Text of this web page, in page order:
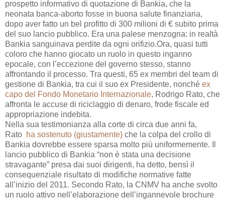
prospetto informativo di quotazione di Bankia, che la
neonata banca-aborto fosse in buona salute finanziaria,
dopo aver fatto un bel profitto di 300 milioni di € subito prima
del suo lancio pubblico. Era una palese menzogna: in realtà
Bankia sanguinava perdite da ogni orifizio.Ora, quasi tutti
coloro che hanno giocato un ruolo in questo inganno
epocale, con l’eccezione del governo stesso, stanno
affrontando il processo. Tra questi, 65 ex membri del team di
gestione di Bankia, tra cui il suo ex Presidente, nonché ex
capo del Fondo Monetario Internazionale, Rodrigo Rato, che
affronta le accuse di riciclaggio di denaro, frode fiscale ed
appropriazione indebita.
Nella sua testimonianza alla corte di circa due anni fa,
Rato ha sostenuto (giustamente) che la colpa del crollo di
Bankia dovrebbe essere sparsa molto più uniformemente. Il
lancio pubblico di Bankia “non è stata una decisione
stravagante” presa dai suoi dirigenti, ha detto, bensì il
consequenziale risultato di modifiche normative fatte
all’inizio del 2011. Secondo Rato, la CNMV ha anche svolto
un ruolo attivo nell’elaborazione dell’ingannevole brochure